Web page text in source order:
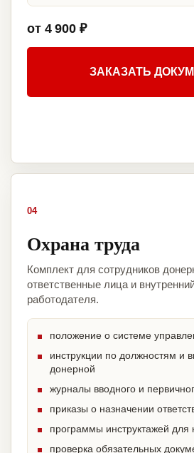
от 4 900 ₽
ЗАКАЗАТЬ
04
Охрана труда
Комплект для сотрудников
ответственные лица и
работодателя.
положение о системе
инструкции по должностям и
донерной
журналы вводного и
приказы о назначении
программы инструктажей для
проверка обязательных